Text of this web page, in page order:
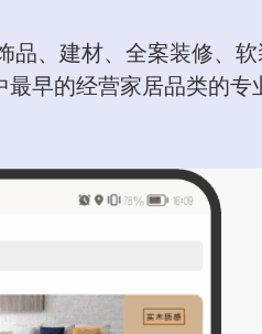
品、建材、全案装修、
早的经营家居品类的专